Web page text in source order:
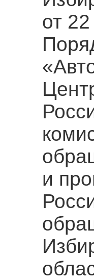
от
и